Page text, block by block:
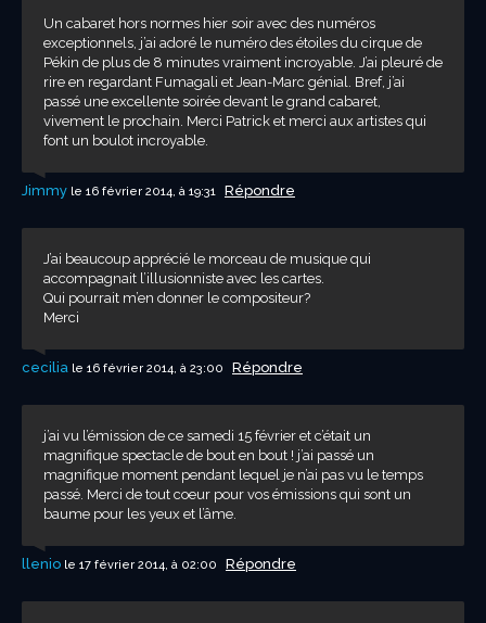
Un cabaret hors normes hier soir avec des numéros
exceptionnels, j’ai adoré le numéro des étoiles du cirque de
Pékin de plus de 8 minutes vraiment incroyable. J’ai pleuré de
rire en regardant Fumagali et Jean-Marc génial. Bref, j’ai
passé une excellente soirée devant le grand cabaret,
vivement le prochain. Merci Patrick et merci aux artistes qui
font un boulot incroyable.
Jimmy le 16 février 2014, à 19:31 Répondre
J’ai beaucoup apprécié le morceau de musique qui
accompagnait l’illusionniste avec les cartes.
Qui pourrait m’en donner le compositeur?
Merci
cecilia le 16 février 2014, à 23:00 Répondre
j’ai vu l’émission de ce samedi 15 février et c’était un
magnifique spectacle de bout en bout ! j’ai passé un
magnifique moment pendant lequel je n’ai pas vu le temps
passé. Merci de tout coeur pour vos émissions qui sont un
baume pour les yeux et l’âme.
llenio le 17 février 2014, à 02:00 Répondre